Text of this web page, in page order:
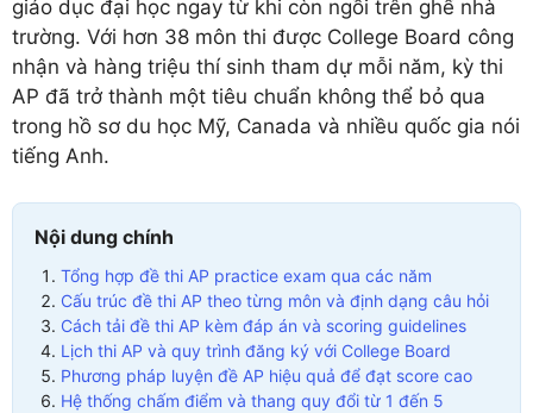
giáo dục đại học ngay từ khi còn ngồi trên ghế nhà
trường. Với hơn 38 môn thi được College Board công
nhận và hàng triệu thí sinh tham dự mỗi năm, kỳ thi
AP đã trở thành một tiêu chuẩn không thể bỏ qua
trong hồ sơ du học Mỹ, Canada và nhiều quốc gia nói
tiếng Anh.
Nội dung chính
Tổng hợp đề thi AP practice exam qua các năm
Cấu trúc đề thi AP theo từng môn và định dạng câu hỏi
Cách tải đề thi AP kèm đáp án và scoring guidelines
Lịch thi AP và quy trình đăng ký với College Board
Phương pháp luyện đề AP hiệu quả để đạt score cao
Hệ thống chấm điểm và thang quy đổi từ 1 đến 5